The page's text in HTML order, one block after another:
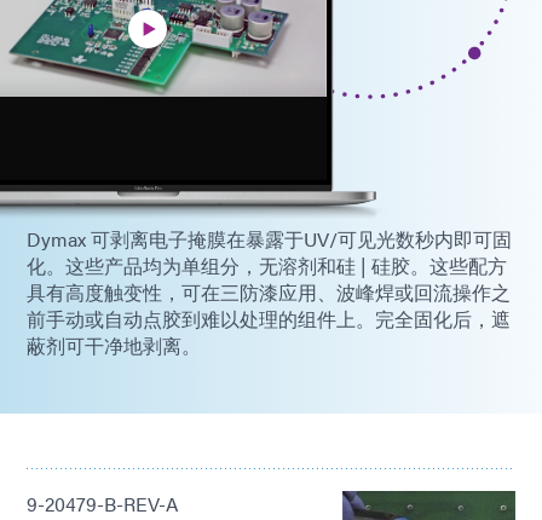
Dymax 可剥离电子掩膜在暴露于UV/可见光数秒内即可固
化。这些产品均为单组分，无溶剂和硅 | 硅胶。这些配方
具有高度触变性，可在三防漆应用、波峰焊或回流操作之
前手动或自动点胶到难以处理的组件上。完全固化后，遮
蔽剂可干净地剥离。
9-20479-B-REV-A